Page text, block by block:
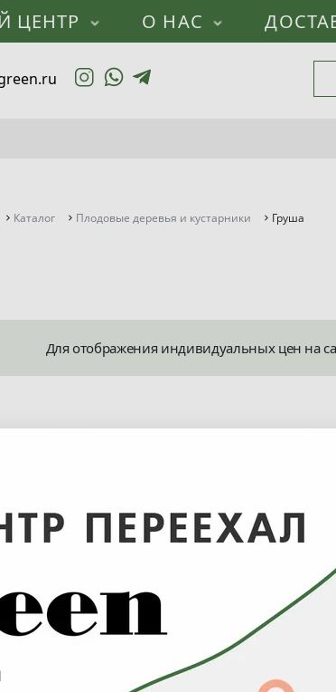
ЦЕНТР О НАС
Каталог Плодовые деревья и кустарники Груша
Для отображения индивидуальных цен на